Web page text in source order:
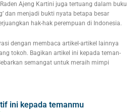
Ajeng Kartini juga tertuang dalam buku
dan menjadi bukti nyata betapa besar
hak-hak perempuan di Indonesia.
dengan membaca artikel-artikel lainnya
tokoh. Bagikan artikel ini kepada teman-
semangat untuk meraih mimpi
ini kepada temanmu